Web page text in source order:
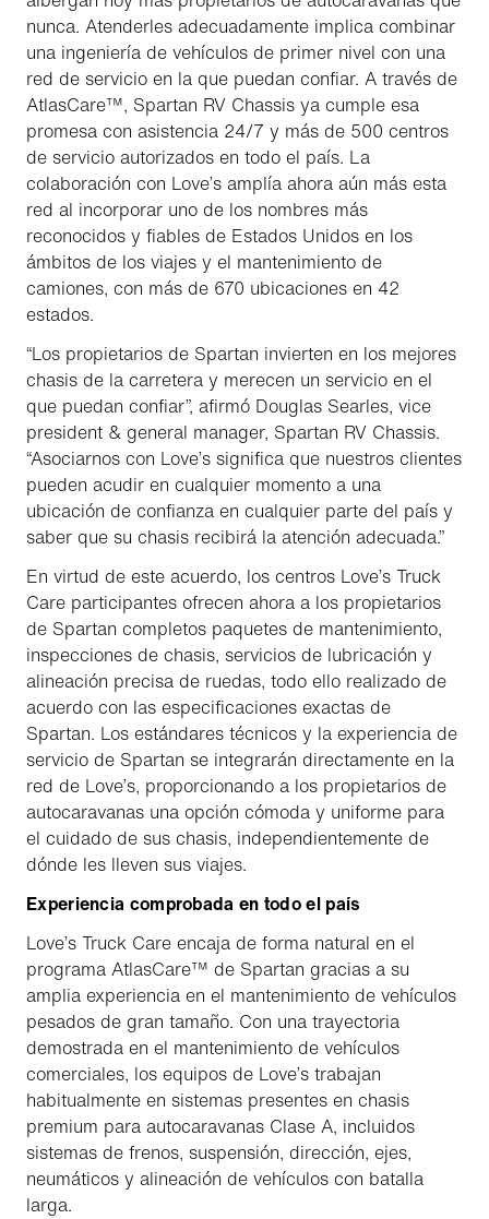
nunca. Atenderles adecuadamente implica combinar
una ingeniería de vehículos de primer nivel con una
red de servicio en la que puedan confiar. A través de
AtlasCare™, Spartan RV Chassis ya cumple esa
promesa con asistencia 24/7 y más de 500 centros
de servicio autorizados en todo el país. La
colaboración con Love’s amplía ahora aún más esta
red al incorporar uno de los nombres más
reconocidos y fiables de Estados Unidos en los
ámbitos de los viajes y el mantenimiento de
camiones, con más de 670 ubicaciones en 42
estados.
“Los propietarios de Spartan invierten en los mejores
chasis de la carretera y merecen un servicio en el
que puedan confiar”, afirmó Douglas Searles, vice
president & general manager, Spartan RV Chassis.
“Asociarnos con Love’s significa que nuestros clientes
pueden acudir en cualquier momento a una
ubicación de confianza en cualquier parte del país y
saber que su chasis recibirá la atención adecuada.”
En virtud de este acuerdo, los centros Love’s Truck
Care participantes ofrecen ahora a los propietarios
de Spartan completos paquetes de mantenimiento,
inspecciones de chasis, servicios de lubricación y
alineación precisa de ruedas, todo ello realizado de
acuerdo con las especificaciones exactas de
Spartan. Los estándares técnicos y la experiencia de
servicio de Spartan se integrarán directamente en la
red de Love’s, proporcionando a los propietarios de
autocaravanas una opción cómoda y uniforme para
el cuidado de sus chasis, independientemente de
dónde les lleven sus viajes.
Experiencia comprobada en todo el país
Love’s Truck Care encaja de forma natural en el
programa AtlasCare™ de Spartan gracias a su
amplia experiencia en el mantenimiento de vehículos
pesados de gran tamaño. Con una trayectoria
demostrada en el mantenimiento de vehículos
comerciales, los equipos de Love’s trabajan
habitualmente en sistemas presentes en chasis
premium para autocaravanas Clase A, incluidos
sistemas de frenos, suspensión, dirección, ejes,
neumáticos y alineación de vehículos con batalla
larga.